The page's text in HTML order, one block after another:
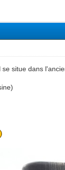
situe dans